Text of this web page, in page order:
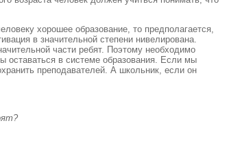
хорошее образование, то предполагается,
в значительной степени нивелирована.
части ребят. Поэтому необходимо
оставаться в системе образования. Если мы
преподавателей. А школьник, если он